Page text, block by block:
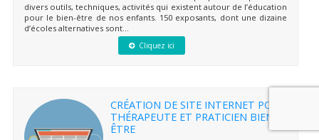
divers outils, techniques, activités qui existent autour de l’éducation
pour le bien-être de nos enfants. 150 exposants, dont une dizaine
d’écoles alternatives sont...
Cliquez ici
CRÉATION DE SITE INTERNET POUR
THÉRAPEUTE ET PRATICIEN BIEN-
ÊTRE